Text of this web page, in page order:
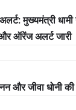
मुख्यमंत्री धामी
ऑरेंज अलर्ट जारी
और जीवा धोनी की